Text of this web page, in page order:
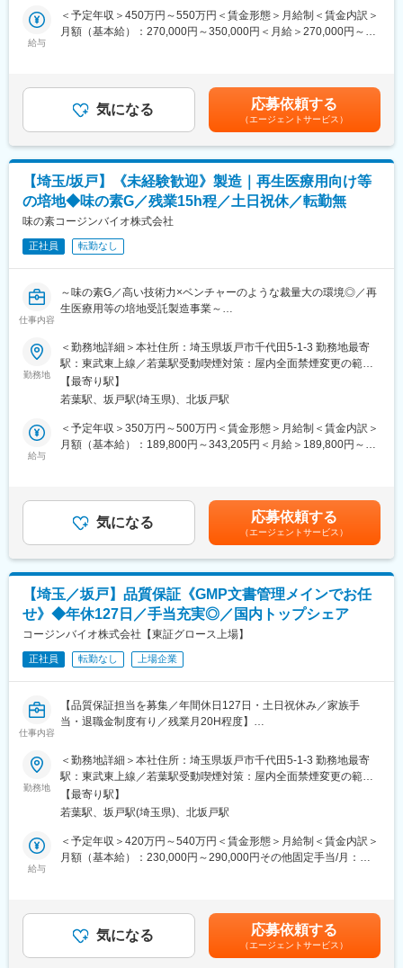
■キャリアパス
同社では年初に目標設定を行い、目標達成に応じた評価制度を導
部門へのキャリアパスも用意されています。
■企業の特徴/魅力
同社は理化学機器の国内メーカーとしてトップクラスのシェアを
誇り、高品質な製品と信頼性で多くの顧客から支持されていま
す。特にマイクロピペットの国内シェアは20％以上で、日系メー
カーとしてトップシェアを維持しています。専門的な知識と技術
を活かし、多様なニーズに応える製品を提供することで、研究や
実験の現場を支えています。
す。
します。将来的には管理職候補として、総務部門全体をリードす
る役割を期待しています。
アルバイトの採用業務（年間3～5名程度※変動あり）
社労士との連絡・データ送信
規定の改定業務
防火管理者講習対応
■組織体制：
現在、総務部は2名の女性スタッフで構成されています。入社後
は、この2名をリードし、総務部門全体を管理する役割を担ってい
ただきます。1～2年の研修期間を経て、管理職としてのキャリア
を積んでいただける環境が整っています。
■企業の特徴／魅力：
同社は、医療関連の資材作製を中心とした安定した事業を展開し
ており、BMLグループの一員として信頼されています。従業員の
キャリアアップを支援し、働きやすい環境を提供することで、長
ルを活かし、キャリアアップを実現できる魅力的な職場です。
給与
＜予定年収＞450万円～550万円＜賃金形態＞月給制＜賃金内訳＞
月額（基本給）：270,000円～350,000円＜月給＞270,000円～
する可能性があります。月給(月額)は固定手当を含めた表記です。
気になる 応募依頼する
（エージェントサービス）
【埼玉/坂戸】《未経験歓迎》製造｜再生医療用向け等
の培地◆味の素G／残業15h程／土日祝休／転勤無
味の素コージンバイオ株式会社
正社員 転勤なし
仕事内容
～味の素G／高い技術力×ベンチャーのような裁量大の環境◎／再
生医療用等の培地受託製造事業～
■取扱製品について
再生医療用培地は、細胞を体の外で育てるための栄養液のような
ものです。アミノ酸や糖、成長因子などを含み、細胞が増えられ
る環境を整えることで、治療や研究に使う細胞づくりを支えま
す。
同社は、品質の高い培地を製造する高い技術力を強みとしてお
り、製薬会社の研究部門や製造部門から案件の依頼を受け、独自
iPS/ES細胞用培地、免疫治療用培地、幹細胞用培地、間葉系幹細
胞用培地等
※味の素品質保証システム【ASQUA】に基づいて、高い品質で製
■業務内容
・再生医療培地の製造業務
・製造におけるオペレーション及び工程管理
・製造支援におけるオペレーション及び工程管理
・消耗品の発注と補充
※製造のプロセス（原料受入れ試験→原料秤量→調液・溶解→充填
→包装→品質試験）にも関わっていただきます。
■研修体制
・基本的にはOJTで業務に慣れていただきますが、経験豊富な社
す。
・講習なども多数あり、味の素Gの研修にも参加可能です。
■組織構成
■キャリアパス例
■評価制度
勤務地
＜勤務地詳細＞本社住所：埼玉県坂戸市千代田5-1-3 勤務地最寄
駅：東武東上線／若葉駅受動喫煙対策：屋内全面禁煙変更の範
囲：会社の定める事業所
【最寄り駅】
若葉駅、坂戸駅(埼玉県)、北坂戸駅
給与
＜予定年収＞350万円～500万円＜賃金形態＞月給制＜賃金内訳＞
月額（基本給）：189,800円～343,205円＜月給＞189,800円～
(月額)は固定手当を含めた表記です。
気になる 応募依頼する
（エージェントサービス）
【埼玉／坂戸】品質保証《GMP文書管理メインでお任
せ》◆年休127日／手当充実◎／国内トップシェア
コージンバイオ株式会社【東証グロース上場】
正社員 転勤なし 上場企業
仕事内容
【品質保証担当を募集／年間休日127日・土日祝休み／家族手
当・退職金制度有り／残業月20H程度】
【はじめに】
本求人は、品質保証担当の募集です。原薬または医薬品GMP文書
管理をお任せします。GMP及びISO基準に基づく文書管理全般を
ご担当いただきます。
【業務内容】
■新規文書作成：
など
■サポート業務：
勤務地
＜勤務地詳細＞本社住所：埼玉県坂戸市千代田5-1-3 勤務地最寄
駅：東武東上線／若葉駅受動喫煙対策：屋内全面禁煙変更の範
囲：会社の定める事業所
【最寄り駅】
若葉駅、坂戸駅(埼玉県)、北坂戸駅
給与
＜予定年収＞420万円～540万円＜賃金形態＞月給制＜賃金内訳＞
月額（基本給）：230,000円～290,000円その他固定手当/月：
当、深夜手当の補填とし、 約３７時間相当の時間外手当相当分
の金額とする。■昇給：年1回（4月）■賞与：年2回（6月・11月）
※過去実績計4ヶ月分賃金はあくまでも目安の金額であり、選考を
気になる 応募依頼する
（エージェントサービス）